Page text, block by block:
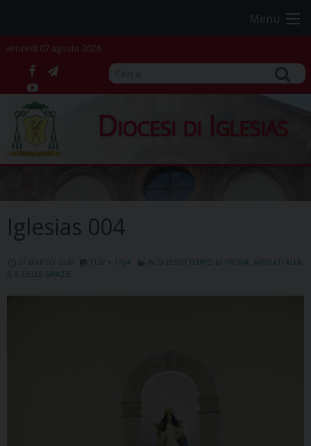
content
Menu
venerdì 07 agosto 2026
facebook
telegram
YouTube
Diocesi di Iglesias
Iglesias 004
1132 × 1704
IN QUESTO TEMPO DI PROVA, AFFIDATI ALLA
B.V. DELLE GRAZIE